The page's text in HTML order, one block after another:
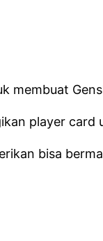
membuat
player card
bisa